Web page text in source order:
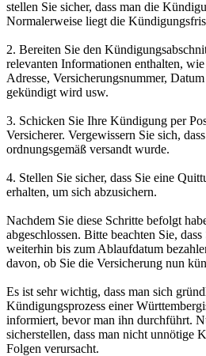
stellen Sie sicher, dass man die
Normalerweise liegt die
2. Bereiten Sie den
relevanten Informationen enthalten,
Adresse, Versicherungsnummer,
gekündigt wird usw.
3. Schicken Sie Ihre Kündigung per
Versicherer. Vergewissern Sie sich,
ordnungsgemäß versandt wurde.
4. Stellen Sie sicher, dass Sie eine
erhalten, um sich abzusichern.
Nachdem Sie diese Schritte befolgt
abgeschlossen. Bitte beachten Sie,
weiterhin bis zum Ablaufdatum
davon, ob Sie die Versicherung nun
Es ist sehr wichtig, dass man sich
Kündigungsprozess einer
informiert, bevor man ihn durchführt.
sicherstellen, dass man nicht unnötige
Folgen verursacht.